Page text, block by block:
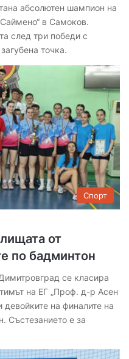
абсолютен шампион на
в Самоков.
след три победи с
точка.
Спорт
от
по бадминтон
се класира
на ЕГ „Проф. д-р Асен
девойките на финалите на
Състезанието е за